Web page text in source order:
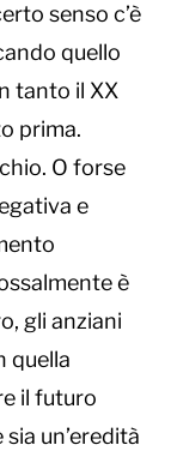
senso c’è
quello
tanto il XX
prima.
O forse
e
è
gli anziani
quella
il futuro
un’eredità